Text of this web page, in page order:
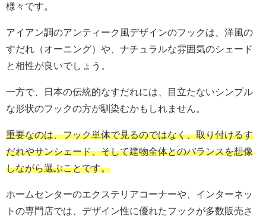
様々です。
アイアン調のアンティーク風デザインのフックは、洋風の
すだれ（オーニング）や、ナチュラルな雰囲気のシェード
と相性が良いでしょう。
一方で、日本の伝統的なすだれには、目立たないシンプル
な形状のフックの方が馴染むかもしれません。
重要なのは、フック単体で見るのではなく、取り付けるす
だれやサンシェード、そして建物全体とのバランスを想像
しながら選ぶことです。
ホームセンターのエクステリアコーナーや、インターネッ
トの専門店では、デザイン性に優れたフックが多数販売さ